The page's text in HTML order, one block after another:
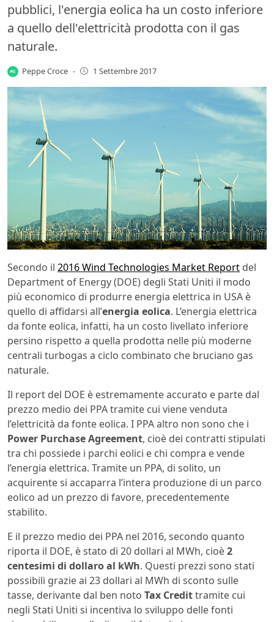
pubblici, l'energia eolica ha un costo inferiore
a quello dell'elettricità prodotta con il gas
naturale.
Peppe Croce - 1 Settembre 2017
Secondo il 2016 Wind Technologies Market Report del
Department of Energy (DOE) degli Stati Uniti il modo
più economico di produrre energia elettrica in USA è
quello di affidarsi all’energia eolica. L’energia elettrica
da fonte eolica, infatti, ha un costo livellato inferiore
persino rispetto a quella prodotta nelle più moderne
centrali turbogas a ciclo combinato che bruciano gas
naturale.
Il report del DOE è estremamente accurato e parte dal
prezzo medio dei PPA tramite cui viene venduta
l’elettricità da fonte eolica. I PPA altro non sono che i
Power Purchase Agreement, cioè dei contratti stipulati
tra chi possiede i parchi eolici e chi compra e vende
l’energia elettrica. Tramite un PPA, di solito, un
acquirente si accaparra l’intera produzione di un parco
eolico ad un prezzo di favore, precedentemente
stabilito.
E il prezzo medio dei PPA nel 2016, secondo quanto
riporta il DOE, è stato di 20 dollari al MWh, cioè2
centesimi di dollaro al kWh. Questi prezzi sono stati
possibili grazie ai 23 dollari al MWh di sconto sulle
tasse, derivante dal ben noto Tax Credittramite cui
negli Stati Uniti si incentiva lo sviluppo delle fonti